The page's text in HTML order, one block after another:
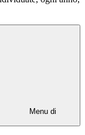
Menu di